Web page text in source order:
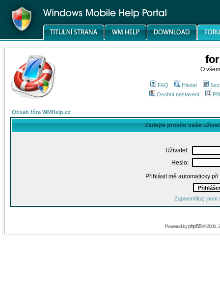
O
FAQ Hledat
Osobní nastavení
Obsah fóra WMHelp.cz
Zadejte prosím vaše
Uživatel:
Heslo:
Přihlásit mě automaticky
Zapomněl(a) jsem
Powered byphpBB© 2001,